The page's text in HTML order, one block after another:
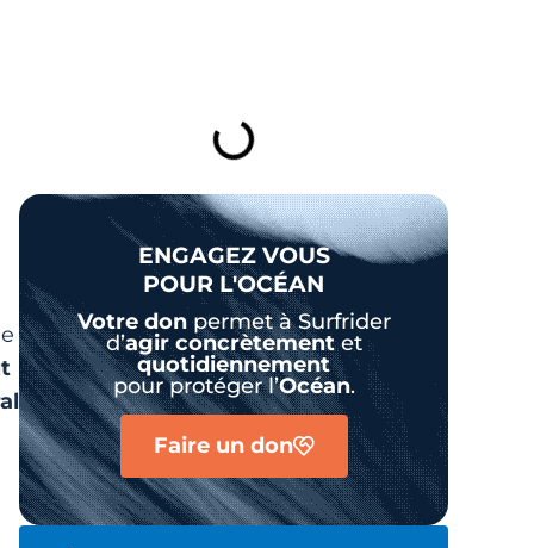
ENGAGEZ VOUS
POUR L'OCÉAN
Votre donpermet à Surfrider
d’agir concrètementet
quotidiennement
pour protéger l’Océan.
Faire un don